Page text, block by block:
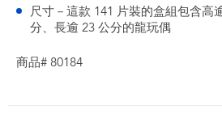
尺寸－這款 141 片裝的盒組包含高
分、長逾 23 公分的龍玩偶
商品# 80184